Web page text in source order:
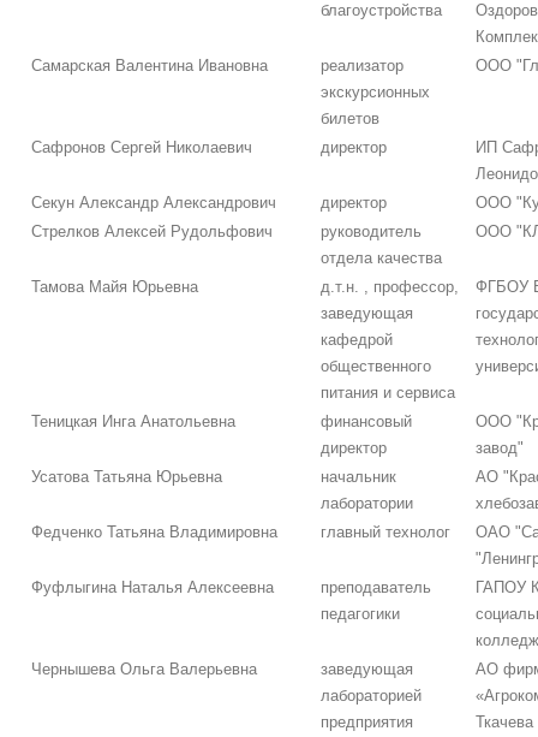
благоустройства
Самарская Валентина Ивановна
реализатор
экскурсионных
билетов
ООО
Сафронов Сергей Николаевич директор
ИП
Секун Александр Александрович
директор
ООО
Стрелков Алексей Рудольфович
руководитель
отдела качества
ООО
Тамова Майя Юрьевна
д.т.н. , профессор,
заведующая
кафедрой
общественного
питания и сервиса
ФГБОУ
Теницкая Инга Анатольевна
финансовый
директор
ООО
завод"
Усатова Татьяна Юрьевна
начальник
лаборатории
АО
Федченко Татьяна Владимировна
главный технолог
ОАО
Фуфлыгина Наталья Алексеевна
преподаватель
педагогики
ГАПОУ
Чернышева Ольга Валерьевна
заведующая
лабораторией
предприятия
АО
Ткачева